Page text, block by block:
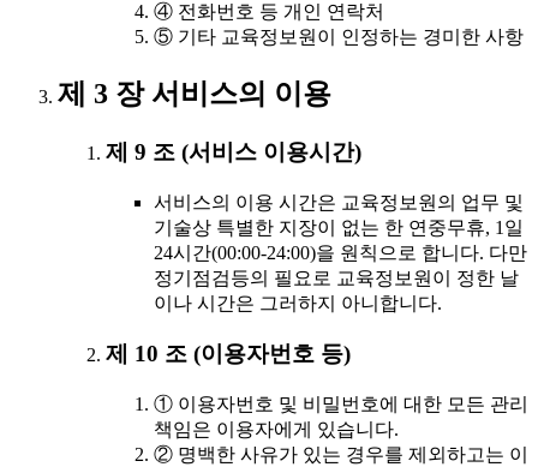
④ 전화번호 등 개인 연락처
⑤ 기타 교육정보원이 인정하는 경미한 사항
제 3 장 서비스의 이용
제 9 조 (서비스 이용시간)
서비스의 이용 시간은 교육정보원의 업무 및
기술상 특별한 지장이 없는 한 연중무휴, 1일
24시간(00:00-24:00)을 원칙으로 합니다. 다만
정기점검등의 필요로 교육정보원이 정한 날
이나 시간은 그러하지 아니합니다.
제 10 조 (이용자번호 등)
① 이용자번호 및 비밀번호에 대한 모든 관리
책임은 이용자에게 있습니다.
② 명백한 사유가 있는 경우를 제외하고는 이